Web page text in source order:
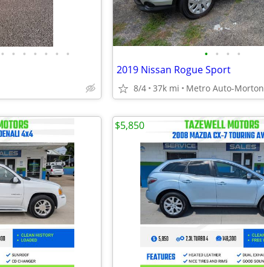
• • • • • • • • • • •
2019 Nissan Rogue Sport
8/4 37k mi Metro Auto-Morton
$5,850